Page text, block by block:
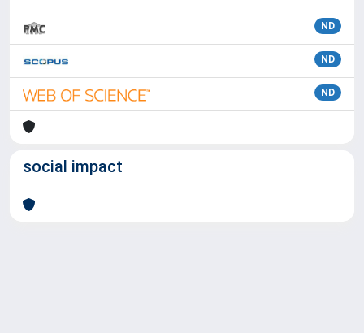
ND
ND
ND
social impact